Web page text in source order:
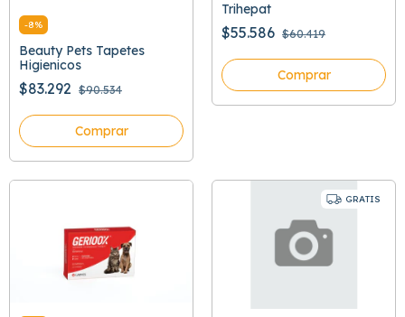
-8%
Beauty Pets Tapetes
Higienicos
$83.292 $90.534
Comprar
Trihepat
$55.586 $60.419
Comprar
GRATIS